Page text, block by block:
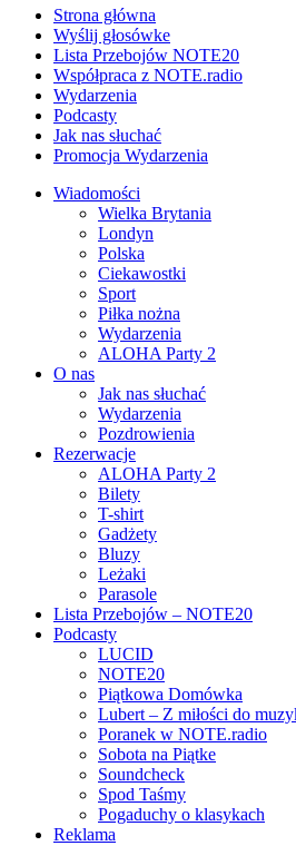
Strona główna
Wyślij głosówke
Lista Przebojów NOTE20
Współpraca z NOTE.radio
Wydarzenia
Podcasty
Jak nas słuchać
Promocja Wydarzenia
Wiadomości
Wielka Brytania
Londyn
Polska
Ciekawostki
Sport
Piłka nożna
Wydarzenia
ALOHA Party 2
O nas
Jak nas słuchać
Wydarzenia
Pozdrowienia
Rezerwacje
ALOHA Party 2
Bilety
T-shirt
Gadżety
Bluzy
Leżaki
Parasole
Lista Przebojów – NOTE20
Podcasty
LUCID
NOTE20
Piątkowa Domówka
Lubert – Z miłości do
Poranek w NOTE.radio
Sobota na Piątke
Soundcheck
Spod Taśmy
Pogaduchy o klasykach
Reklama